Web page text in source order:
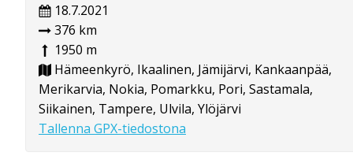
18.7.2021
376 km
1950 m
Hämeenkyrö, Ikaalinen, Jämijärvi, Kankaanpää,
Merikarvia, Nokia, Pomarkku, Pori, Sastamala,
Siikainen, Tampere, Ulvila, Ylöjärvi
Tallenna GPX-tiedostona